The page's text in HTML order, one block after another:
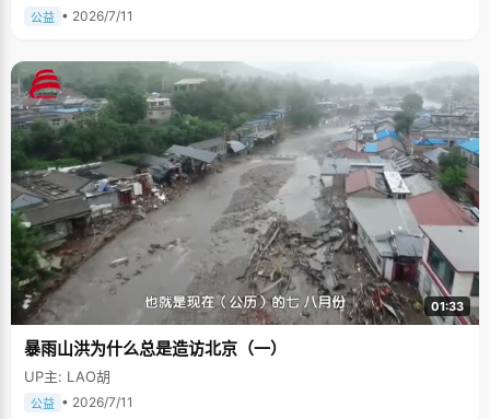
公益 • 2026/7/11
01:33
暴雨山洪为什么总是造访北京（一）
UP主: LAO胡
公益 • 2026/7/11